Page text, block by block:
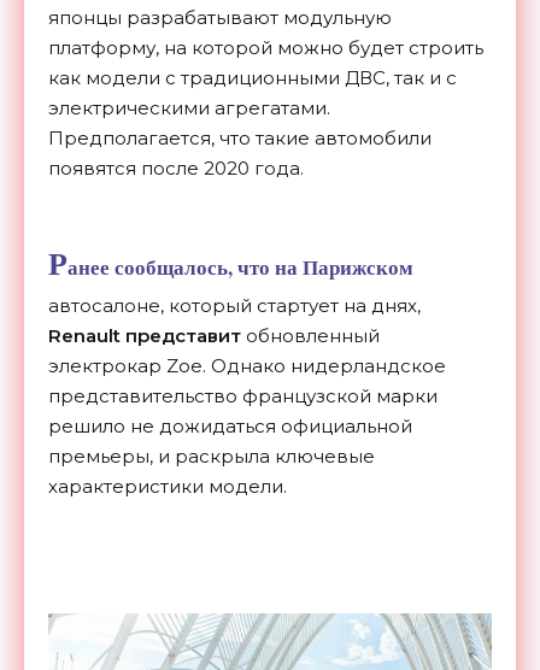
японцы разрабатывают модульную
платформу, на которой можно будет строить
как модели с традиционными ДВС, так и с
электрическими агрегатами.
Предполагается, что такие автомобили
появятся после 2020 года.
Ранее сообщалось, что на Парижском
автосалоне, который стартует на днях,
Renault представит обновленный
электрокар Zoe. Однако нидерландское
представительство французской марки
решило не дожидаться официальной
премьеры, и раскрыла ключевые
характеристики модели.